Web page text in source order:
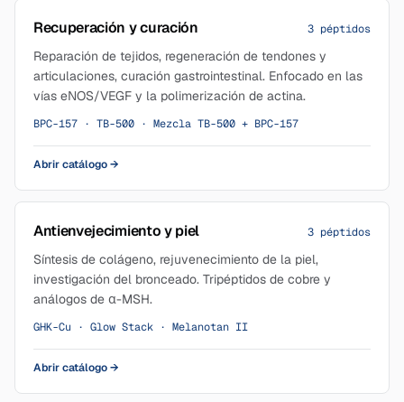
Recuperación y curación 3 péptidos
Reparación de tejidos, regeneración de tendones y
articulaciones, curación gastrointestinal. Enfocado en las
vías eNOS/VEGF y la polimerización de actina.
BPC-157 · TB-500 · Mezcla TB-500 + BPC-157
Abrir catálogo→
Antienvejecimiento y piel 3 péptidos
Síntesis de colágeno, rejuvenecimiento de la piel,
investigación del bronceado. Tripéptidos de cobre y
análogos de α-MSH.
GHK-Cu · Glow Stack · Melanotan II
Abrir catálogo→